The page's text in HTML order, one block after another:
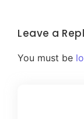
Leave a
You must be